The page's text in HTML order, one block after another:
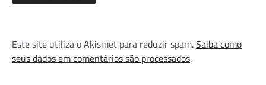
Este site utiliza o Akismet para reduzir spam.Saiba como
seus dados em comentários são processados.